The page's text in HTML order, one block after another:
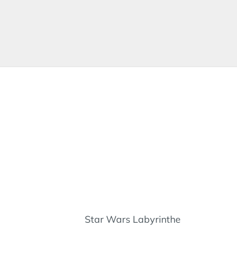
Star Wars Labyrinthe